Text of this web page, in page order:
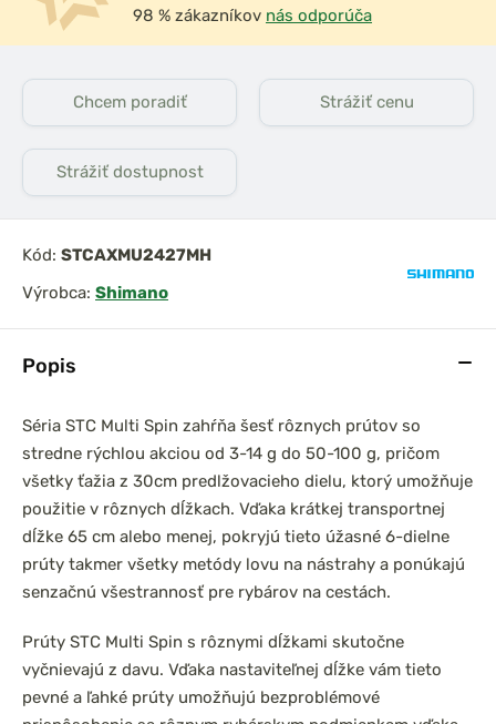
3,6m 3lb
páska na prúty 2ks
Popis
Séria STC Multi Spin zahŕňa šesť rôznych prútov so
stredne rýchlou akciou od 3-14 g do 50-100 g, pričom
všetky ťažia z 30cm predlžovacieho dielu, ktorý umožňuje
použitie v rôznych dĺžkach. Vďaka krátkej transportnej
dĺžke 65 cm alebo menej, pokryjú tieto úžasné 6-dielne
prúty takmer všetky metódy lovu na nástrahy a ponúkajú
senzačnú všestrannosť pre rybárov na cestách.
Prúty STC Multi Spin s rôznymi dĺžkami skutočne
vyčnievajú z davu. Vďaka nastaviteľnej dĺžke vám tieto
pevné a ľahké prúty umožňujú bezproblémové
98 % zákazníkov nás odporúča
Chcem poradiť Strážiť cenu
Strážiť dostupnost
Kód: STCAXMU2427MH
Výrobca: Shimano